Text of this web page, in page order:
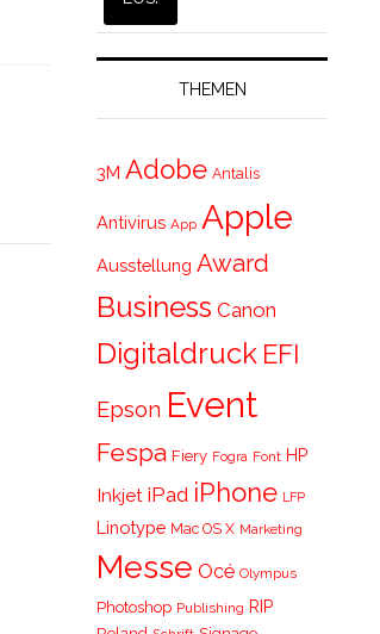
THEMEN
3M Adobe Antalis
Antivirus App Apple
Ausstellung Award
Business Canon
Digitaldruck EFI
Epson Event
Fespa Fiery Fogra Font HP
Inkjet iPad iPhone LFP
Linotype Mac OS X Marketing
Messe Océ Olympus
Photoshop Publishing RIP